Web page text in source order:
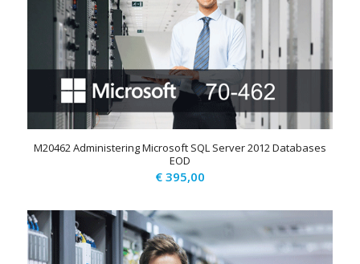
M20462 Administering Microsoft SQL Server 2012 Databases
EOD
€395,00